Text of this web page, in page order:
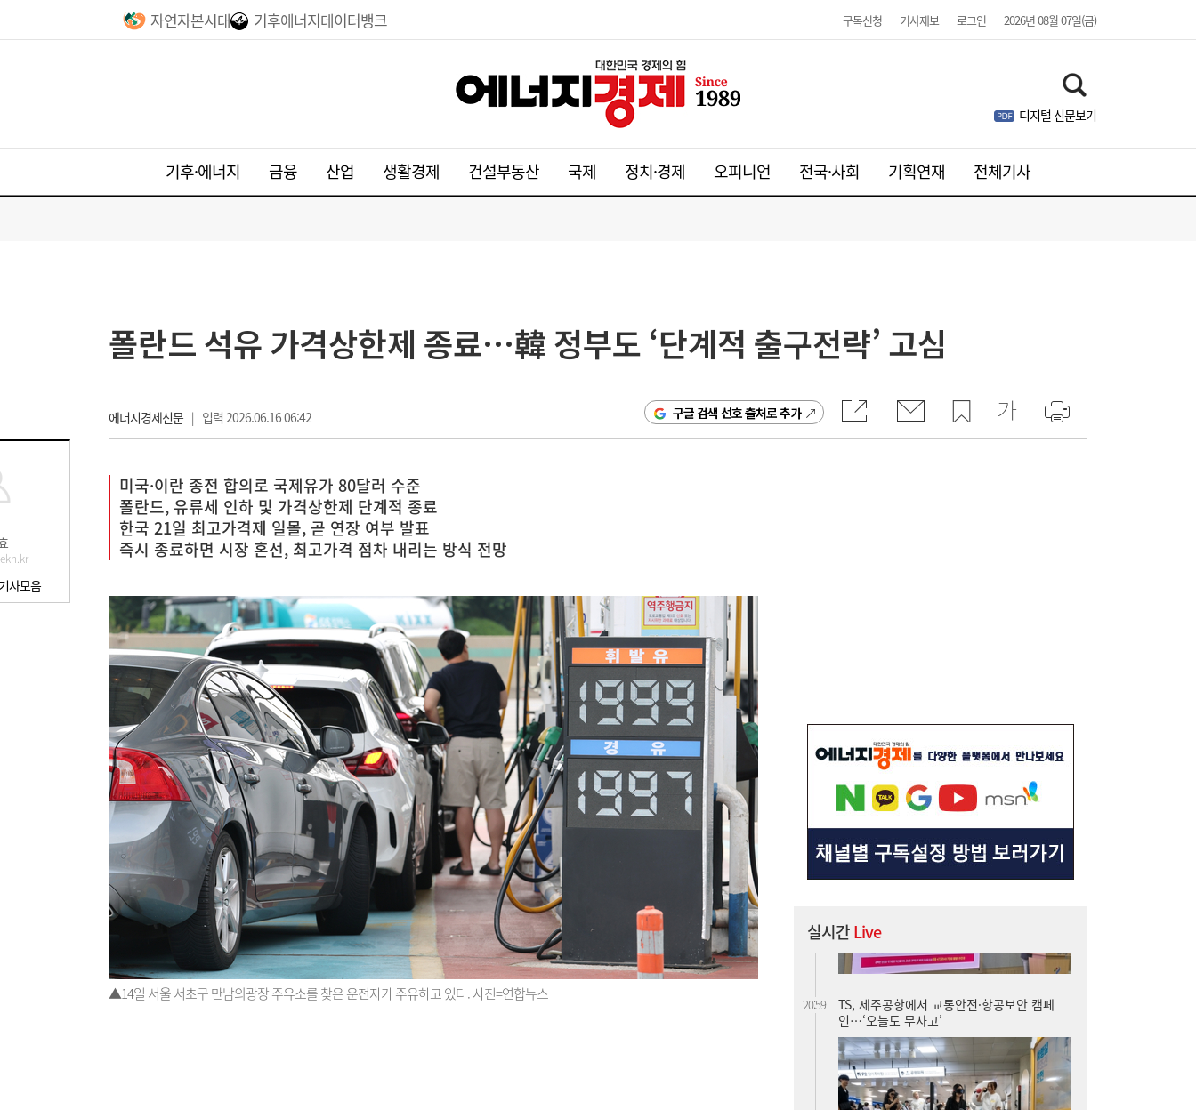
자연자본시대 기후에너지데이터뱅크 구독신청 기사제보 로그인 2026년 08월 07일(금)
디지털 신문보기
기후·에너지 금융 산업 생활경제 건설부동산 국제 정치·경제 오피니언 전국·사회 기획연재 전체기사
사모음
폴란드 석유 가격상한제 종료…韓 정부도 ‘단계적 출구전략’ 고심
에너지경제신문| 입력 2026.06.16 06:42 구글 검색 선호 출처로 추가
미국·이란 종전 합의로 국제유가 80달러 수준
폴란드, 유류세 인하 및 가격상한제 단계적 종료
한국 21일 최고가격제 일몰, 곧 연장 여부 발표
즉시 종료하면 시장 혼선, 최고가격 점차 내리는 방식 전망
▲14일 서울 서초구 만남의광장 주유소를 찾은 운전자가 주유하고 있다. 사진=연합뉴스
실시간Live
서울시 “정비사업 31만가구 착공해도 이주대
란 없다”…정부에 규제완화 촉구
TS, 제주공항에서 교통안전·항공보안 캠페
인…‘오늘도 무사고’